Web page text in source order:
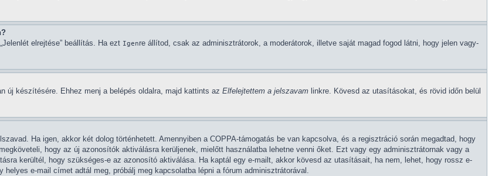
elrejtése” beállítás. Ha ezt Igenre állítod, csak az adminisztrátorok, a moderátorok, illetve saját magad fogod látni, hogy jelen vagy-
új készítésére. Ehhez menj a belépés oldalra, majd kattints az Elfelejtettem a jelszavam linkre. Kövesd az utasításokat, és rövid időn belül
Ha igen, akkor két dolog történhetett. Amennyiben a COPPA-támogatás be van kapcsolva, és a regisztráció során megadtad, hogy
hogy az új azonosítók aktiválásra kerüljenek, mielőtt használatba lehetne venni őket. Ezt vagy egy adminisztrátornak vagy a
kerültél, hogy szükséges-e az azonosító aktiválása. Ha kaptál egy e-mailt, akkor kövesd az utasításait, ha nem, lehet, hogy rossz e-
e-mail címet adtál meg, próbálj meg kapcsolatba lépni a fórum adminisztrátorával.